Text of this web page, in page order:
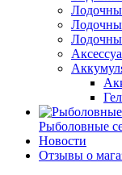
Рыболовные
Новости
Отзывы о